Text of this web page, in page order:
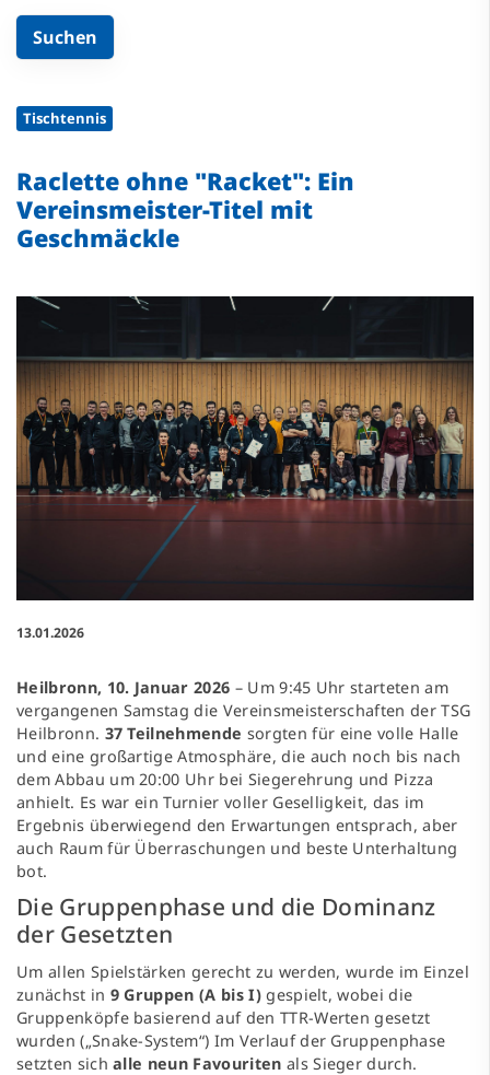
Tischtennis
Raclette ohne "Racket": Ein
Vereinsmeister-Titel mit
Geschmäckle
13.01.2026
Heilbronn, 10. Januar 2026 – Um 9:45 Uhr starteten am
vergangenen Samstag die Vereinsmeisterschaften der TSG
Heilbronn. 37 Teilnehmende sorgten für eine volle Halle
und eine großartige Atmosphäre, die auch noch bis nach
dem Abbau um 20:00 Uhr bei Siegerehrung und Pizza
anhielt. Es war ein Turnier voller Geselligkeit, das im
Ergebnis überwiegend den Erwartungen entsprach, aber
auch Raum für Überraschungen und beste Unterhaltung
bot.
Die Gruppenphase und die Dominanz
der Gesetzten
Um allen Spielstärken gerecht zu werden, wurde im Einzel
zunächst in 9 Gruppen (A bis I)gespielt, wobei die
Gruppenköpfe basierend auf den TTR-Werten gesetzt
wurden („Snake-System“) Im Verlauf der Gruppenphase
setzten sichalle neun Favouriten als Sieger durch.